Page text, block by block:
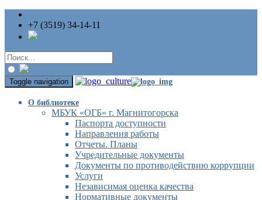
+7 (3519) 34-14-11
Toggle navigation
О библиотеке
МБУК «ОГБ» г. Магнитогорска
Паспорта доступности
Направления работы
Отчеты. Планы
Учредительные документы
Документы по противодействию коррупции
Услуги
Независимая оценка качества
Нормативные документы